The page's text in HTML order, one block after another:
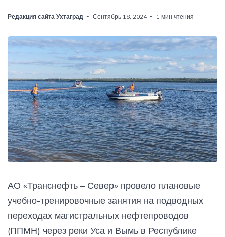
Редакция сайта Ухтаград Сентябрь 18, 2024 1 мин чтения
АО «Транснефть – Север» провело плановые
учебно-тренировочные занятия на подводных
переходах магистральных нефтепроводов
(ППМН) через реки Уса и Вымь в Республике